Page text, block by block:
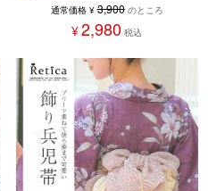
通常価格 ¥ 3,900 のところ
¥2,980 税込